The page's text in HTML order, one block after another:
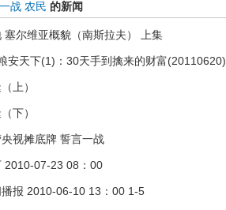
一战 农民 的新闻
塞尔维亚概貌（南斯拉夫） 上集
安天下(1)：30天手到擒来的财富(20110620)
上）
下）
视摊底牌 誓言一战
2010-07-23 08：00
报 2010-06-10 13：00 1-5